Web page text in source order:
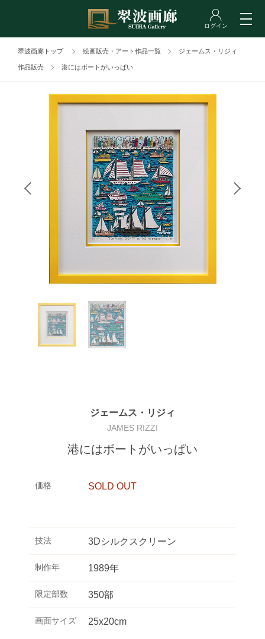
翠波画廊トップ 絵画販売・アート作品一覧 ジェームス・リジィ
作品販売 港にはボートがいっぱい
ジェームス・リジィ
JAMES RIZZI
港にはボートがいっぱい
価格 SOLD OUT
技法 3Dシルクスクリーン
制作年 1989年
限定部数 350部
画面サイズ 25x20cm